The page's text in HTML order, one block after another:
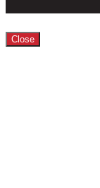
Close